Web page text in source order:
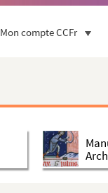
Mon compte CCFr